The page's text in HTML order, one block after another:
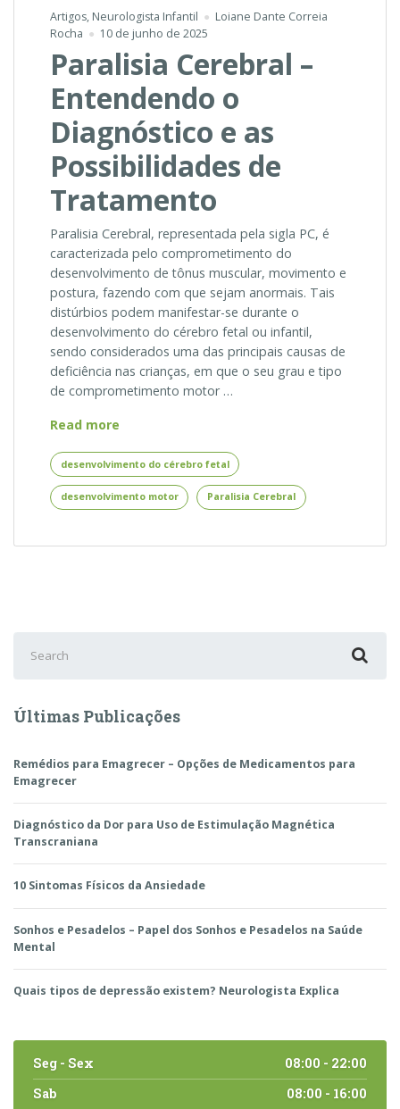
Artigos, Neurologista Infantil
Loiane Dante Correia
Rocha
10 de junho de 2025
Paralisia Cerebral –
Entendendo o
Diagnóstico e as
Possibilidades de
Tratamento
Paralisia Cerebral, representada pela sigla PC, é
caracterizada pelo comprometimento do
desenvolvimento de tônus muscular, movimento e
postura, fazendo com que sejam anormais. Tais
distúrbios podem manifestar-se durante o
desenvolvimento do cérebro fetal ou infantil,
sendo considerados uma das principais causas de
deficiência nas crianças, em que o seu grau e tipo
de comprometimento motor …
Read more
–
Entendendo
o
desenvolvimento do cérebro fetal
desenvolvimento motor Paralisia Cerebral
for:
Últimas Publicações
Remédios para Emagrecer – Opções de Medicamentos para
Emagrecer
Diagnóstico da Dor para Uso de Estimulação Magnética
Transcraniana
10 Sintomas Físicos da Ansiedade
Sonhos e Pesadelos – Papel dos Sonhos e Pesadelos na Saúde
Mental
Quais tipos de depressão existem? Neurologista Explica
Seg - Sex
08:00 - 22:00
Sab
08:00 - 16:00